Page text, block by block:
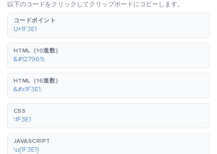
以下のコードをクリックしてクリップボードにコピーします。
コードポイント
U+1F3E1
HTML（10進数）
&#127969;
HTML（16進数）
&#x1F3E1;
CSS
\1F3E1
JAVASCRIPT
\u{1F3E1}